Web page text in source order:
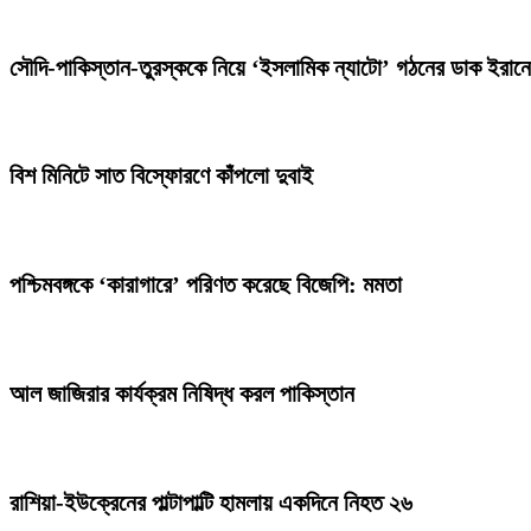
সৌদি-পাকিস্তান-তুরস্ককে নিয়ে ‘ইসলামিক ন্যাটো’ গঠনের ডাক
বিশ মিনিটে সাত বিস্ফোরণে কাঁপলো দুবাই
পশ্চিমবঙ্গকে ‘কারাগারে’ পরিণত করেছে বিজেপি: মমতা
আল জাজিরার কার্যক্রম নিষিদ্ধ করল পাকিস্তান
রাশিয়া-ইউক্রেনের পাল্টাপাল্টি হামলায় একদিনে নিহত ২৬